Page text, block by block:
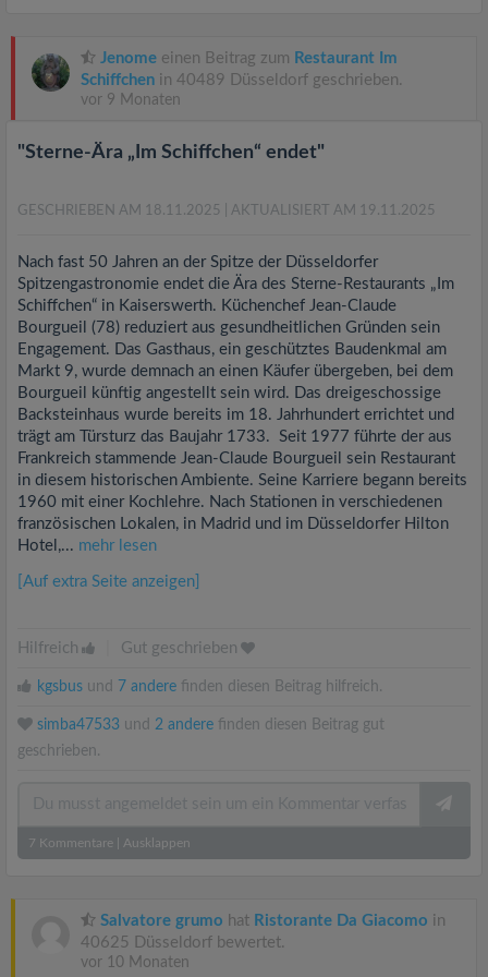
Jenome einen Beitrag zum Restaurant Im
Schiffchen in 40489 Düsseldorf geschrieben.
vor 9 Monaten
"Sterne-Ära „Im Schiffchen“ endet"
GESCHRIEBEN AM 18.11.2025 | AKTUALISIERT AM 19.11.2025
Nach fast 50 Jahren an der Spitze der Düsseldorfer
Spitzengastronomie endet die Ära des Sterne-Restaurants „Im
Schiffchen“ in Kaiserswerth. Küchenchef Jean-Claude
Bourgueil (78) reduziert aus gesundheitlichen Gründen sein
Engagement. Das Gasthaus, ein geschütztes Baudenkmal am
Markt 9, wurde demnach an einen Käufer übergeben, bei dem
Bourgueil künftig angestellt sein wird. Das dreigeschossige
Backsteinhaus wurde bereits im 18. Jahrhundert errichtet und
trägt am Türsturz das Baujahr 1733. Seit 1977 führte der aus
Frankreich stammende Jean-Claude Bourgueil sein Restaurant
in diesem historischen Ambiente. Seine Karriere begann bereits
1960 mit einer Kochlehre. Nach Stationen in verschiedenen
französischen Lokalen, in Madrid und im Düsseldorfer Hilton
Hotel,... mehr lesen
[Auf extra Seite anzeigen]
Hilfreich Gut geschrieben
kgsbus und 7 andere finden diesen Beitrag hilfreich.
simba47533 und 2 andere finden diesen Beitrag gut
geschrieben.
7 Kommentare Ausklappen
Salvatore grumo hat Ristorante Da Giacomo in
40625 Düsseldorf bewertet.
vor 10 Monaten